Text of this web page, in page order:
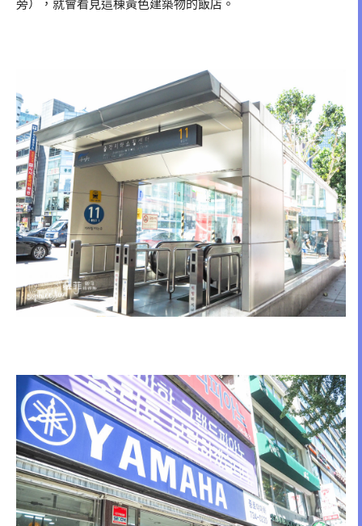
旁），就會看見這棟黃色建築物的飯店。